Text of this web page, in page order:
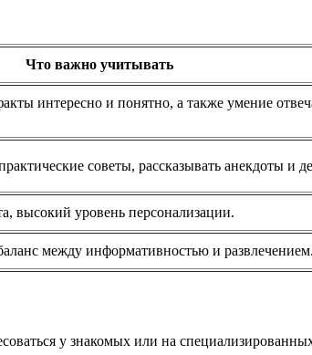
Что важно учитывать
интересно и понятно, а также умение
советы, рассказывать анекдоты и
высокий уровень персонализации.
между информативностью и развлечением.
у знакомых или на